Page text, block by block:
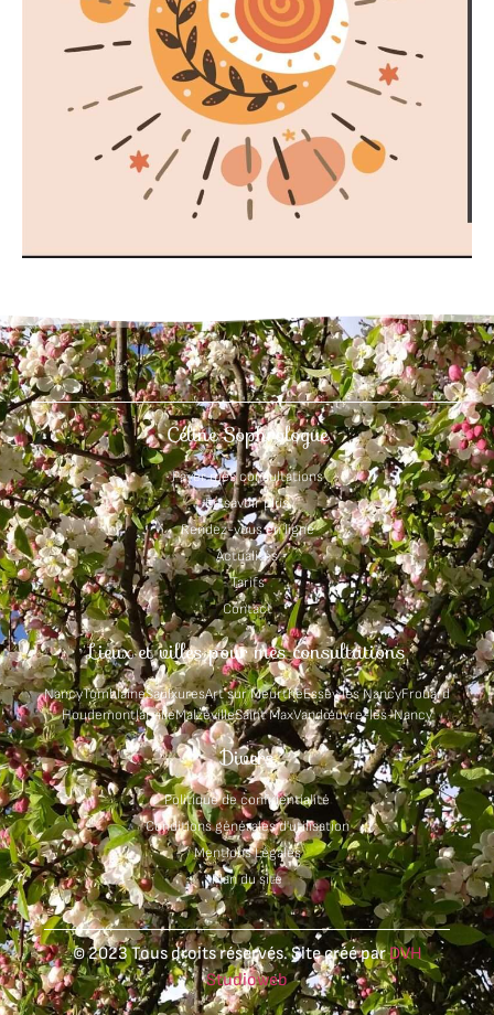
Céline Sophrologue
Payer mes consultations
En savoir plus
Rendez-vous en ligne
Actualités
Tarifs
Contact
Lieux et villes pour mes consultations
NancyTomblaineSaulxuresArt sur MeurtheEssey les NancyFrouard
HoudemontJarvilleMalzévilleSaint MaxVandœuvre-lès-Nancy
Divers
Politique de confidentialité
Conditions générales d'utilisation
Mentions Légales
Plan du site
© 2023 Tous droits réservés. Site créé parDVH
Studioweb